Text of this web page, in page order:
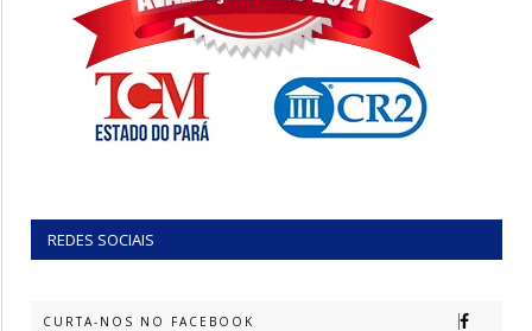
REDES SOCIAIS
CURTA-NOS NO FACEBOOK